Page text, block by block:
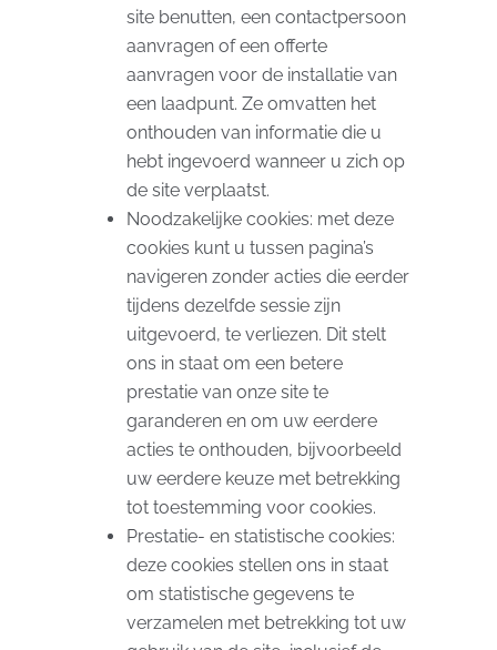
site benutten, een contactpersoon
aanvragen of een offerte
aanvragen voor de installatie van
een laadpunt. Ze omvatten het
onthouden van informatie die u
hebt ingevoerd wanneer u zich op
de site verplaatst.
Noodzakelijke cookies: met deze
cookies kunt u tussen pagina’s
navigeren zonder acties die eerder
tijdens dezelfde sessie zijn
uitgevoerd, te verliezen. Dit stelt
ons in staat om een ​​betere
prestatie van onze site te
garanderen en om uw eerdere
acties te onthouden, bijvoorbeeld
uw eerdere keuze met betrekking
tot toestemming voor cookies.
Prestatie- en statistische cookies:
deze cookies stellen ons in staat
om statistische gegevens te
verzamelen met betrekking tot uw